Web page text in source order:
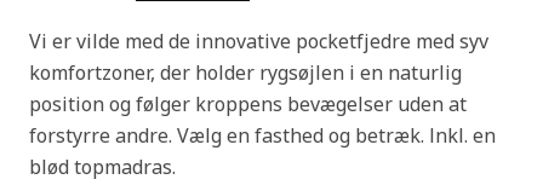
Vi er vilde med de innovative pocketfjedre med syv
komfortzoner, der holder rygsøjlen i en naturlig
position og følger kroppens bevægelser uden at
forstyrre andre. Vælg en fasthed og betræk. Inkl. en
blød topmadras.